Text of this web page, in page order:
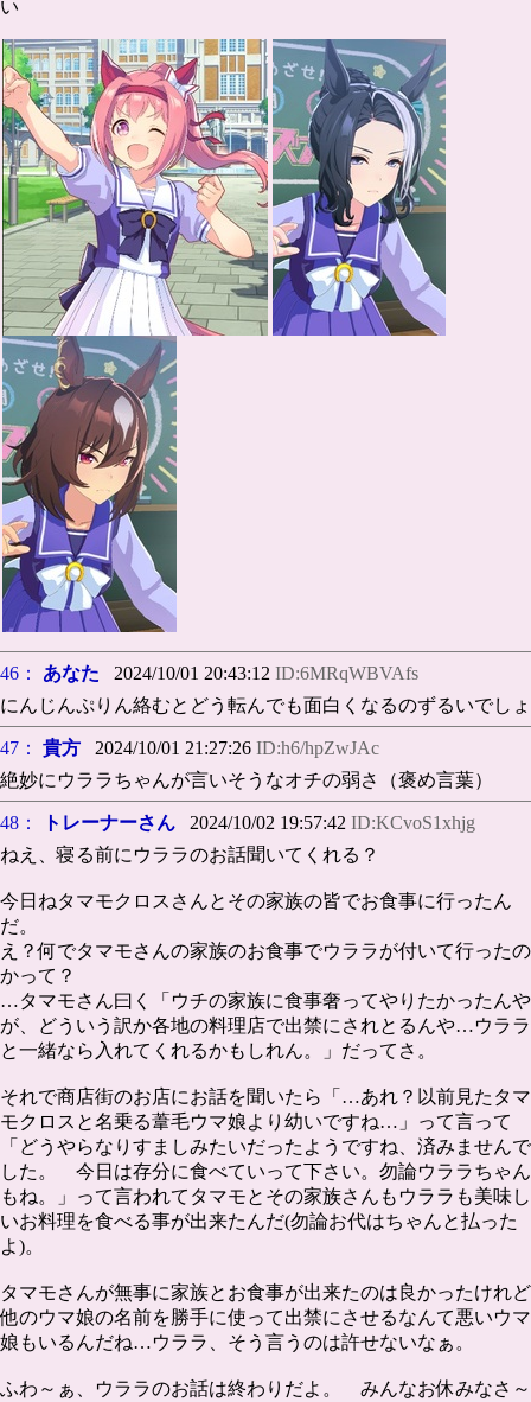
い
46： あなた 2024/10/01 20:43:12 ID:6MRqWBVAfs
にんじんぷりん絡むとどう転んでも面白くなるのずるいでしょ
47： 貴方 2024/10/01 21:27:26 ID:h6/hpZwJAc
絶妙にウララちゃんが言いそうなオチの弱さ（褒め言葉）
48： トレーナーさん 2024/10/02 19:57:42 ID:KCvoS1xhjg
ねえ、寝る前にウララのお話聞いてくれる？
今日ねタマモクロスさんとその家族の皆でお食事に行ったん
だ。
え？何でタマモさんの家族のお食事でウララが付いて行ったの
かって？
…タマモさん曰く「ウチの家族に食事奢ってやりたかったんや
が、どういう訳か各地の料理店で出禁にされとるんや…ウララ
と一緒なら入れてくれるかもしれん。」だってさ。
それで商店街のお店にお話を聞いたら「…あれ？以前見たタマ
モクロスと名乗る葦毛ウマ娘より幼いですね…」って言って
「どうやらなりすましみたいだったようですね、済みませんで
した。 今日は存分に食べていって下さい。勿論ウララちゃん
もね。」って言われてタマモとその家族さんもウララも美味し
いお料理を食べる事が出来たんだ(勿論お代はちゃんと払った
よ)。
タマモさんが無事に家族とお食事が出来たのは良かったけれど
他のウマ娘の名前を勝手に使って出禁にさせるなんて悪いウマ
娘もいるんだね…ウララ、そう言うのは許せないなぁ。
ふわ～ぁ、ウララのお話は終わりだよ。 みんなお休みなさ～